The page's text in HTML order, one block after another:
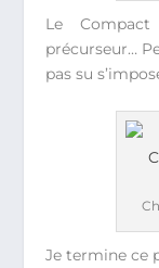
Le
précurseur…
pas su
Je termine ce